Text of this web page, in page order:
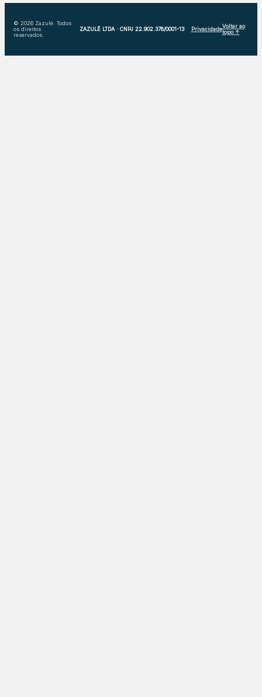
© 2026 Zazulê. Todos
os direitos
reservados.
ZAZULÊ LTDA · CNPJ 22.902.378/0001-13 PrivacidadeVoltar ao
topo ↑